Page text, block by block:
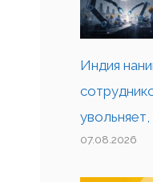
Индия
07.08.2026